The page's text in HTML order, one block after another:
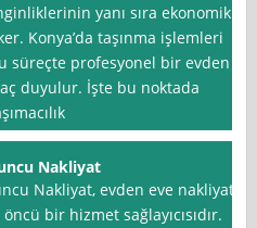
yanı sıra ekonomik
Konya’da taşınma işlemleri
süreçte profesyonel bir evden
duyulur. İşte bu noktada
Nakliyat
Nakliyat, evden eve nakliyat
bir hizmet sağlayıcısıdır.